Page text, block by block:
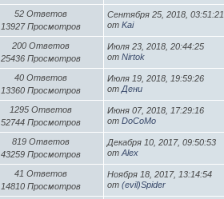
52 Ответов
13927 Просмотров
Сентября 25, 2018, 03:51:21
отKai
200 Ответов
25436 Просмотров
Июля 23, 2018, 20:44:25
отNirtok
40 Ответов
13360 Просмотров
Июля 19, 2018, 19:59:26
отДени
1295 Ответов
52744 Просмотров
Июня 07, 2018, 17:29:16
отDoCoMo
819 Ответов
43259 Просмотров
Декабря 10, 2017, 09:50:53
отAlex
41 Ответов
14810 Просмотров
Ноября 18, 2017, 13:14:54
от(evil)Spider